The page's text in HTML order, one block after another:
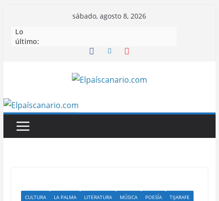
contenido
sábado, agosto 8, 2026
Lo
último:
CULTURA LA PALMA LITERATURA MÚSICA POESÍA TIJARAFE